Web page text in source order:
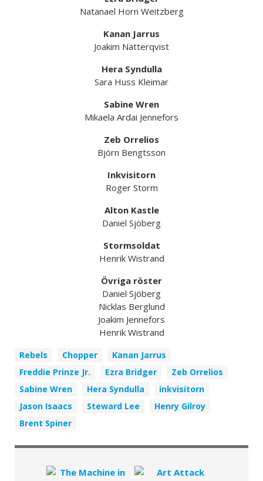
Natanael Horn Weitzberg
Kanan Jarrus
Joakim Nätterqvist
Hera Syndulla
Sara Huss Kleimar
Sabine Wren
Mikaela Ardai Jennefors
Zeb Orrelios
Björn Bengtsson
Inkvisitorn
Roger Storm
Alton Kastle
Daniel Sjöberg
Stormsoldat
Henrik Wistrand
Övriga röster
Daniel Sjöberg
Nicklas Berglund
Joakim Jennefors
Henrik Wistrand
Rebels Chopper
Kanan Jarrus
Freddie Prinze Jr.
Ezra Bridger
Zeb Orrelios
Sabine Wren
Hera Syndulla
inkvisitorn
Jason Isaacs
Steward Lee
Henry Gilroy
Brent Spiner